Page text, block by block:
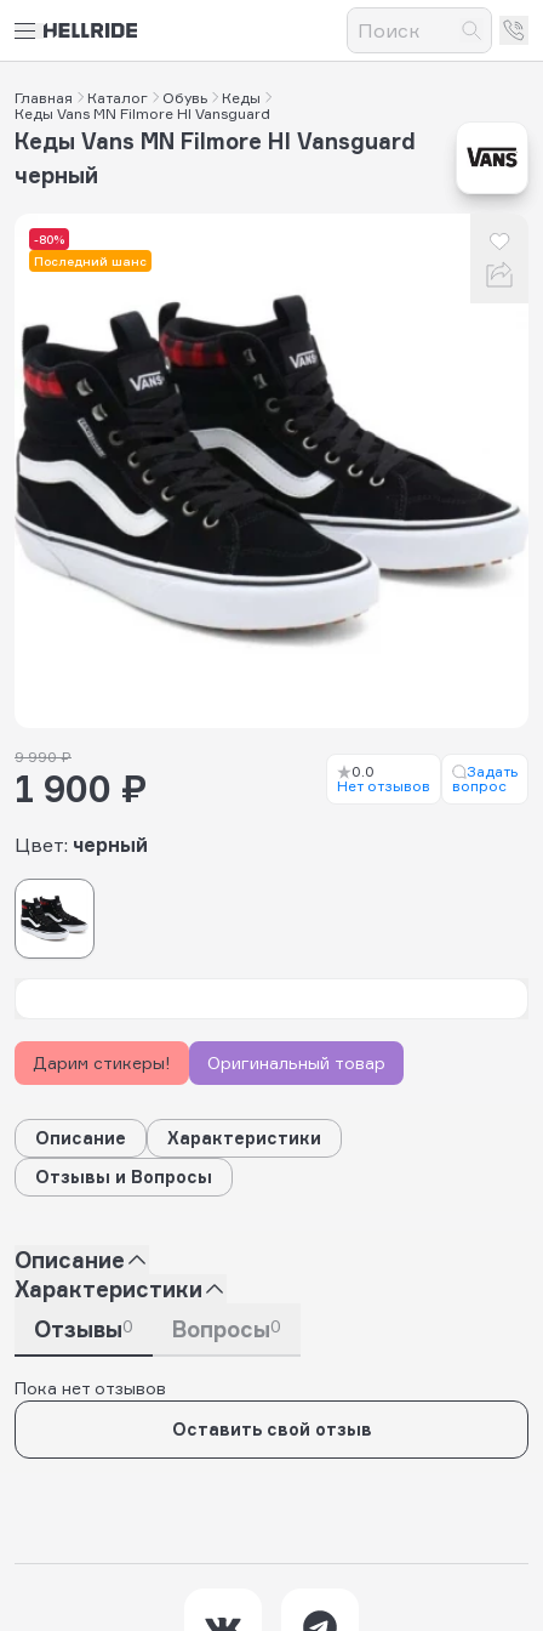
Главная Каталог Обувь
Кеды
Кеды Vans MN Filmore HI Vansguard
-80%
Последний шанс
Кеды Vans MN Filmore HI Vansguard
черный
Цвет: черный
9 990 ₽
1 900 ₽
0.0
Нет отзывов
Задать
вопрос
Дарим стикеры! Оригинальный товар
Описание
Характеристики
Отзывы и Вопросы
Описание
Характеристики
Отзывы0 Вопросы0
Пока нет отзывов
Оставить свой отзыв